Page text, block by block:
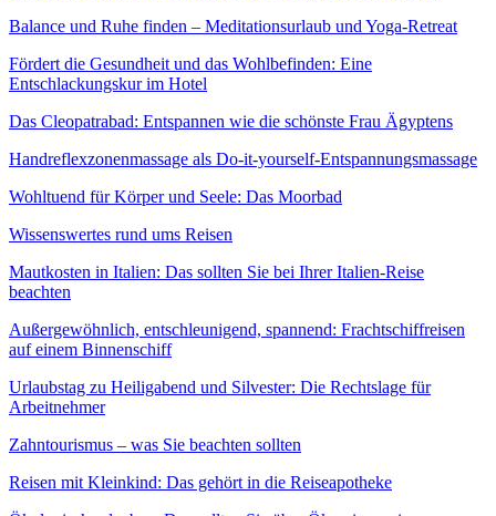
Balance und Ruhe finden – Meditationsurlaub und Yoga-Retreat
Fördert die Gesundheit und das Wohlbefinden: Eine
Entschlackungskur im Hotel
Das Cleopatrabad: Entspannen wie die schönste Frau Ägyptens
Handreflexzonenmassage als Do-it-yourself-Entspannungsmassage
Wohltuend für Körper und Seele: Das Moorbad
Wissenswertes rund ums Reisen
Mautkosten in Italien: Das sollten Sie bei Ihrer Italien-Reise
beachten
Außergewöhnlich, entschleunigend, spannend: Frachtschiffreisen
auf einem Binnenschiff
Urlaubstag zu Heiligabend und Silvester: Die Rechtslage für
Arbeitnehmer
Zahntourismus – was Sie beachten sollten
Reisen mit Kleinkind: Das gehört in die Reiseapotheke